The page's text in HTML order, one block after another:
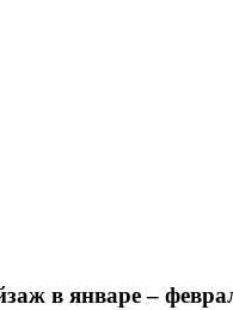
в январе –